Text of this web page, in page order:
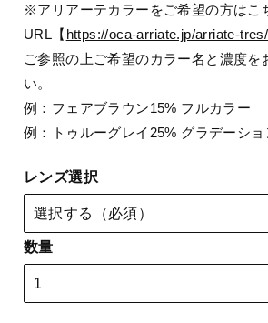
※アリアーテカラーをご希望の方はこ
URL【 https://oca-arriate.jp/arriate-
ご参照の上ご希望のカラー名と濃度を
い。
例：フェアブラウン15% フルカラー
例：トゥルーグレイ25% グラデーショ
レンズ選択
数量